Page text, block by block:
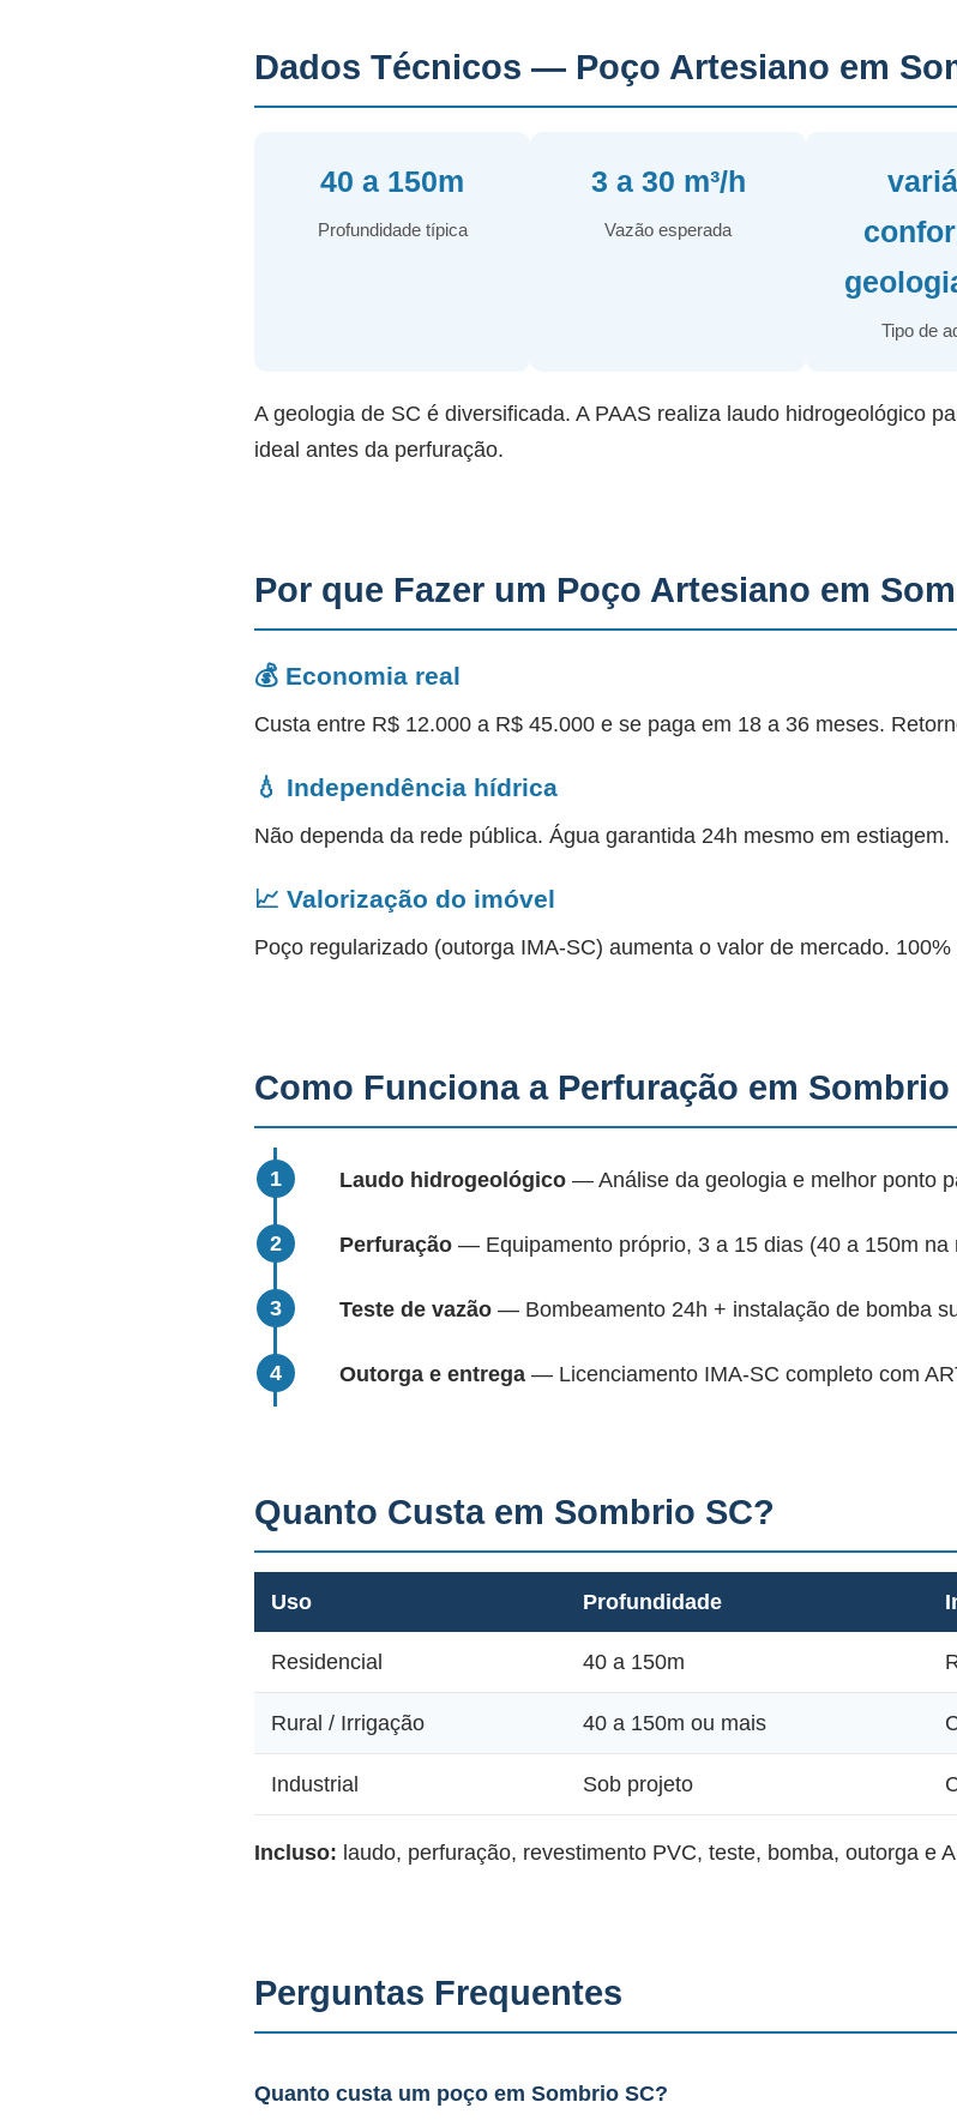
Dados Técnicos — Poço Artesiano em
40 a 150m
Profundidade típica
3 a 30 m³/h
Vazão esperada
Tipo de
A geologia de SC é diversificada. A PAAS realiza laudo hidrogeológico
ideal antes da perfuração.
Por que Fazer um Poço Artesiano em
💰 Economia real
Custa entre R$ 12.000 a R$ 45.000 e se paga em 18 a 36 meses.
💧 Independência hídrica
Não dependa da rede pública. Água garantida 24h mesmo em estiagem.
📈 Valorização do imóvel
Poço regularizado (outorga IMA-SC) aumenta o valor de mercado.
Como Funciona a Perfuração em Sombrio
Laudo hidrogeológico — Análise da geologia e melhor ponto
Perfuração — Equipamento próprio, 3 a 15 dias (40 a 150m na
Teste de vazão — Bombeamento 24h + instalação de bomba
Outorga e entrega — Licenciamento IMA-SC completo com
Quanto Custa em Sombrio SC?
Uso Profundidade
Residencial 40 a 150m
Rural / Irrigação 40 a 150m ou mais
Industrial Sob projeto
Incluso: laudo, perfuração, revestimento PVC, teste, bomba, outorga e
Perguntas Frequentes
Quanto custa um poço em Sombrio SC?